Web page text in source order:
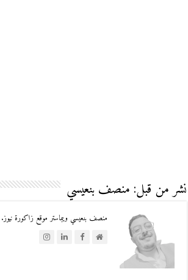
نشر من قبل: منصف بنعيسي
منصف بنعيسي ويبماستر موقع زاكورة نيوز.